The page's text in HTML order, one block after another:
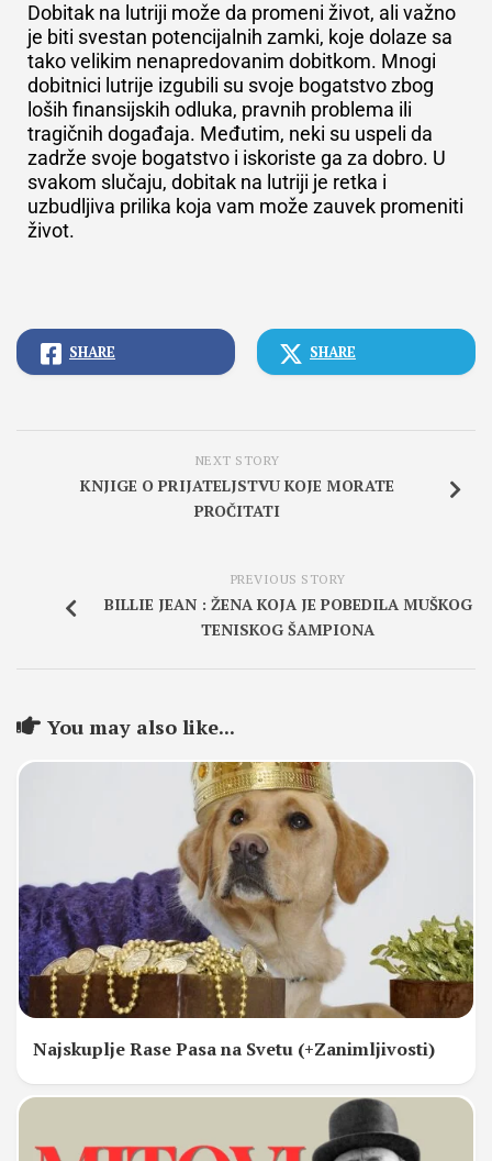
Dobitak na lutriji može da promeni život, ali važno
je biti svestan potencijalnih zamki, koje dolaze sa
tako velikim nenapredovanim dobitkom. Mnogi
dobitnici lutrije izgubili su svoje bogatstvo zbog
loših finansijskih odluka, pravnih problema ili
tragičnih događaja. Međutim, neki su uspeli da
zadrže svoje bogatstvo i iskoriste ga za dobro. U
svakom slučaju, dobitak na lutriji je retka i
uzbudljiva prilika koja vam može zauvek promeniti
život.
SHARE SHARE
NEXT STORY
KNJIGE O PRIJATELJSTVU KOJE MORATE
PROČITATI
PREVIOUS STORY
BILLIE JEAN : ŽENA KOJA JE POBEDILA MUŠKOG
TENISKOG ŠAMPIONA
You may also like...
Najskuplje Rase Pasa na Svetu (+Zanimljivosti)